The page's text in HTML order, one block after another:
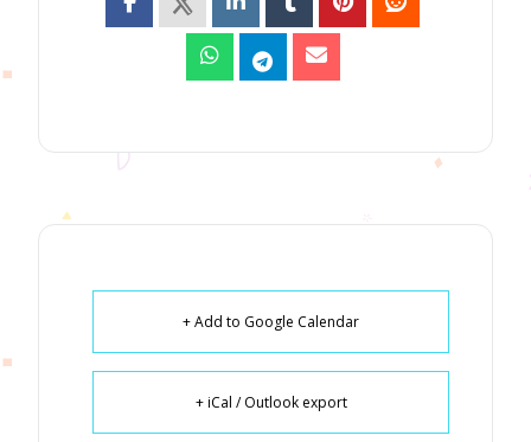
+ Add to Google Calendar
+ iCal / Outlook export